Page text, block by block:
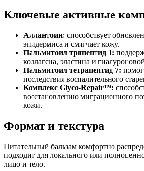
Ключевые активные
Аллантоин: способствует
эпидермиса и смягчает кожу.
Пальмитоил трипептид 1:
коллагена, эластина и
Пальмитоил тетрапептид 7:
последствия воспалительного
Комплекс Glyco-Repair™:
восстановлению миграционного
кожи.
Формат и текстура
Питательный бальзам комфортно
подходит для локального или
лицо и тело.